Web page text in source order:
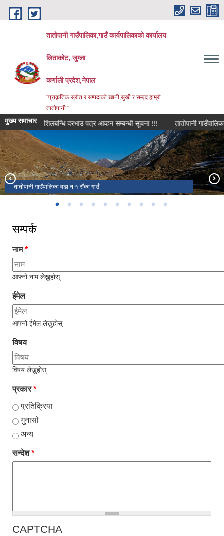
Skip to main content
तातोपानी गाउँपालिका,गाउँ कार्यपालिकाको कार्यालय
लिताकोट, जुम्ला
कर्णाली प्रदेश,नेपाल
"प्राकृतिक स्रोत र सम्पदाको खानी,सुखी र सम्बृद हाम्रो
तातोपानी "
मुख्य समाचार
!!! शिलबन्धि दरभाउ पत्र आव्हन सम्बन्धी सूचना !!! ताताेपानी गाउँपालिकाकाे
तातोपानी गाउँपालिका वडा न १ राँका गाउँ
स्थानीय मौलिक पोशाक
गाउँपालिका कार्यालयकाे जग्गा परिसर
(Photo: RK Jumli)
स्थानीय बालबालिकाहरु
गाउँपालिकाको कार्यालय
(Photo: RK Jumli)
तातोपानी गाउँपालिकाको प्राकृतिक दृश्य !
तातोपानी गाउँपालिका वडा नं ४ मा अवस्थित प्राकृतिक,सुन्दर एंव रमणीय गिडीदह ताल
(Photo: RK Jumli)
तातोपानी गापाको नयाँ भवन
9849337712,९८४९३३७७१२
हाम्राे जुम्ला प्याराे जुम्ला
सम्पर्क
नाम*
आफ्नो नाम लेख्नुहोस्
ईमेल
आफ्नो ईमेल लेख्नुहोस्
विषय
विषय लेख्नुहोस्
प्रकार*
प्रतिक्रिया
गुनासो
अन्य
सन्देश*
CAPTCHA